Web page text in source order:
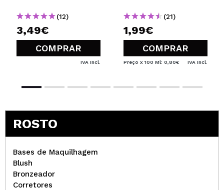
(12)
3,49€
COMPRAR
IVA Incl.
(21)
1,99€
COMPRAR
Preço x 100 Ml: 0,80€ IVA Incl.
ROSTO
Bases de Maquilhagem
Blush
Bronzeador
Corretores